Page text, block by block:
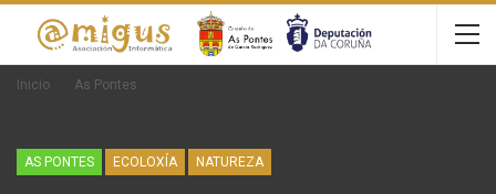
Inicio As Pontes
AS PONTES ECOLOXÍA NATUREZA